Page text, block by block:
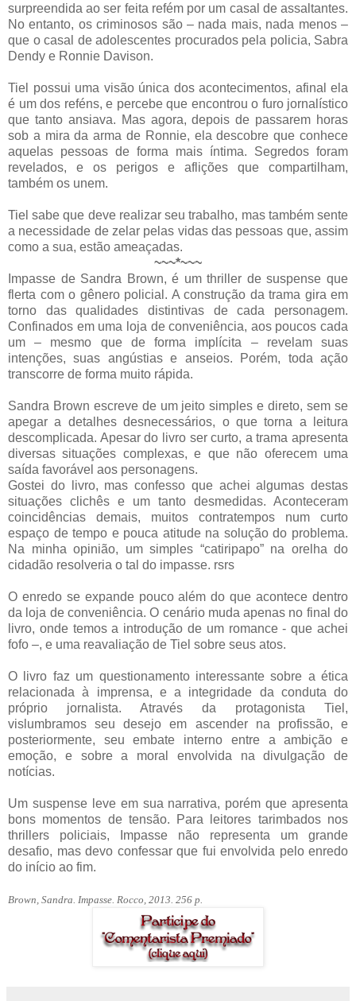
surpreendida ao ser feita refém por um casal de assaltantes.
No entanto, os criminosos são – nada mais, nada menos –
que o casal de adolescentes procurados pela policia, Sabra
Dendy e Ronnie Davison.
Tiel possui uma visão única dos acontecimentos, afinal ela
é um dos reféns, e percebe que encontrou o furo jornalístico
que tanto ansiava. Mas agora, depois de passarem horas
sob a mira da arma de Ronnie, ela descobre que conhece
aquelas pessoas de forma mais íntima. Segredos foram
revelados, e os perigos e aflições que compartilham,
também os unem.
Tiel sabe que deve realizar seu trabalho, mas também sente
a necessidade de zelar pelas vidas das pessoas que, assim
como a sua, estão ameaçadas.
~~~*~~~
Impasse de Sandra Brown, é um thriller de suspense que
flerta com o gênero policial. A construção da trama gira em
torno das qualidades distintivas de cada personagem.
Confinados em uma loja de conveniência, aos poucos cada
um – mesmo que de forma implícita – revelam suas
intenções, suas angústias e anseios. Porém, toda ação
transcorre de forma muito rápida.
Sandra Brown escreve de um jeito simples e direto, sem se
apegar a detalhes desnecessários, o que torna a leitura
descomplicada. Apesar do livro ser curto, a trama apresenta
diversas situações complexas, e que não oferecem uma
saída favorável aos personagens.
Gostei do livro, mas confesso que achei algumas destas
situações clichês e um tanto desmedidas. Aconteceram
coincidências demais, muitos contratempos num curto
espaço de tempo e pouca atitude na solução do problema.
Na minha opinião, um simples “catiripapo” na orelha do
cidadão resolveria o tal do impasse. rsrs
O enredo se expande pouco além do que acontece dentro
da loja de conveniência. O cenário muda apenas no final do
livro, onde temos a introdução de um romance - que achei
fofo –, e uma reavaliação de Tiel sobre seus atos.
O livro faz um questionamento interessante sobre a ética
relacionada à imprensa, e a integridade da conduta do
próprio jornalista. Através da protagonista Tiel,
vislumbramos seu desejo em ascender na profissão, e
posteriormente, seu embate interno entre a ambição e
emoção, e sobre a moral envolvida na divulgação de
notícias.
Um suspense leve em sua narrativa, porém que apresenta
bons momentos de tensão. Para leitores tarimbados nos
thrillers policiais, Impasse não representa um grande
desafio, mas devo confessar que fui envolvida pelo enredo
do início ao fim.
Brown, Sandra. Impasse. Rocco, 2013. 256 p.